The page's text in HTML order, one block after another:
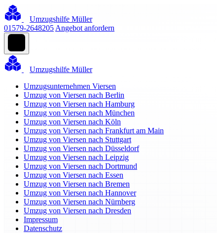
Umzugshilfe Müller
01579-2648205 Angebot anfordern
Umzugshilfe Müller
Umzugsunternehmen Viersen
Umzug von Viersen nach Berlin
Umzug von Viersen nach Hamburg
Umzug von Viersen nach München
Umzug von Viersen nach Köln
Umzug von Viersen nach Frankfurt am Main
Umzug von Viersen nach Stuttgart
Umzug von Viersen nach Düsseldorf
Umzug von Viersen nach Leipzig
Umzug von Viersen nach Dortmund
Umzug von Viersen nach Essen
Umzug von Viersen nach Bremen
Umzug von Viersen nach Hannover
Umzug von Viersen nach Nürnberg
Umzug von Viersen nach Dresden
Impressum
Datenschutz